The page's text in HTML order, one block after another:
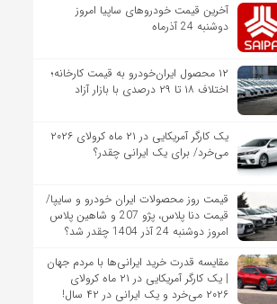
آخرین قیمت خودروهای ساپیا امروز
دوشنبه 24 آذرماه
۱۲ محصول ایران‌خودرو به قیمت کارخانه؛
اختلاف ۱۸ تا ۲۹ درصدی با بازار آزاد
یک کارگر آمریکایی در ۲۱ ماه کرولای ۲۰۲۶
می‌خرد/ برای یک ایرانی چقدر؟
قیمت روز محصولات ایران خودرو و سایپا/
قیمت دنا پلاس، پژو 207 و شاهین پلاس
امروز دوشنبه 24 آذر 1404 چقدر شد؟
مقایسه قدرت خرید ایرانی‌ها با مردم جهان
| یک کارگر آمریکایی در ۲۱ ماه کرولای
۲۰۲۶ می‌خرد و یک ایرانی در ۴۲ سال!